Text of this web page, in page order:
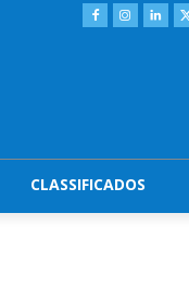
CLASSIFICADOS